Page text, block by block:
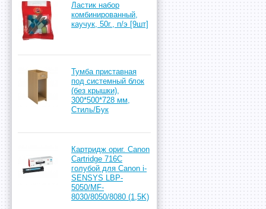
Ластик набор
комбинированный,
каучук, 50г., п/э [9шт]
Тумба приставная
под системный блок
(без крышки),
300*500*728 мм,
Стиль/Бук
Картридж ориг. Canon
Cartridge 716C
голубой для Canon i-
SENSYS LBP-
5050/MF-
8030/8050/8080 (1,5K)